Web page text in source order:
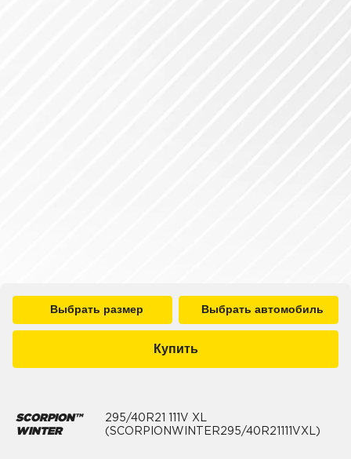
Выбрать размер Выбрать автомобиль
Купить
SCORPION™
WINTER
295/40R21 111V XL
(SCORPIONWINTER295/40R21111VXL)